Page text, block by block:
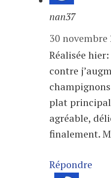
nan37
30 novembre
Réalisée
contre
plat principal
agréable,
finalement.
Répondre